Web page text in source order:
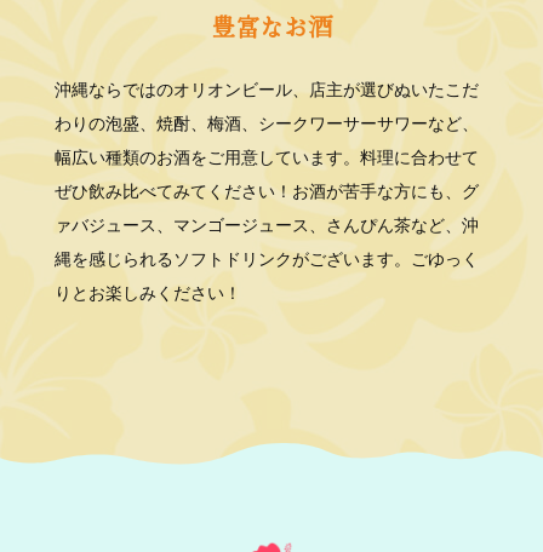
豊富なお酒
沖縄ならではのオリオンビール、店主が選びぬいたこだ
わりの泡盛、焼酎、梅酒、シークワーサーサワーなど、
幅広い種類のお酒をご用意しています。料理に合わせて
ぜひ飲み比べてみてください！お酒が苦手な方にも、グ
ァバジュース、マンゴージュース、さんぴん茶など、沖
縄を感じられるソフトドリンクがございます。ごゆっく
りとお楽しみください！